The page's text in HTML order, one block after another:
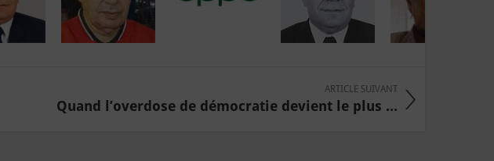
ARTICLE SUIVANT
Quand l’overdose de démocratie devient le plus ...